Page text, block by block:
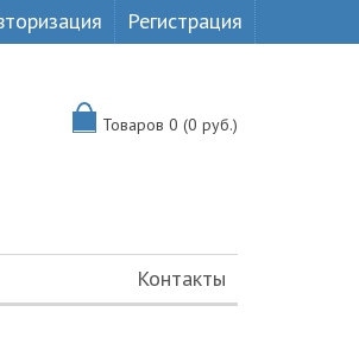
Регистрация
Товаров 0 (0 руб.)
Контакты